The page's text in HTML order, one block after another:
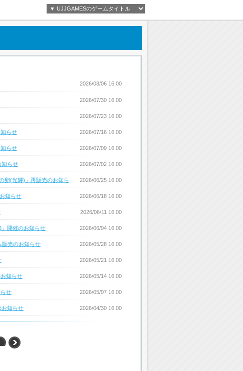
2026/08/06 16:00
2026/07/30 16:00
2026/07/23 16:00
らせ 2026/07/16 16:00
らせ 2026/07/09 16:00
知らせ 2026/07/02 16:00
卵(光輝)」再販売のお知ら 2026/06/25 16:00
知らせ 2026/06/18 16:00
2026/06/11 16:00
」開催のお知らせ 2026/06/04 16:00
販売のお知らせ 2026/05/28 16:00
2026/05/21 16:00
知らせ 2026/05/14 16:00
せ 2026/05/07 16:00
お知らせ 2026/04/30 16:00